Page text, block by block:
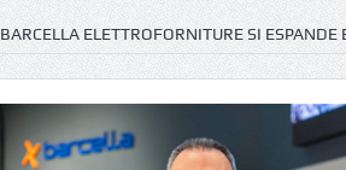
BARCELLA ELETTROFORNITURE SI ESPANDE